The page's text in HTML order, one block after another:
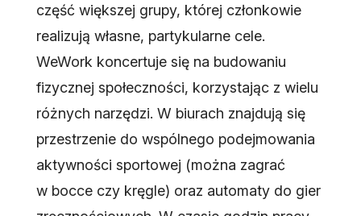
część większej grupy, której członkowie
realizują własne, partykularne cele.
WeWork koncertuje się na budowaniu
fizycznej społeczności, korzystając z wielu
różnych narzędzi. W biurach znajdują się
przestrzenie do wspólnego podejmowania
aktywności sportowej (można zagrać
w bocce czy kręgle) oraz automaty do gier